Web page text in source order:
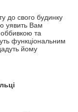
до свого будинку
уявить Вам
оббивкою та
функціональним
йому